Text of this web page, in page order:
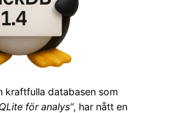
kraftfulla databasen som
för analys”, har nått en